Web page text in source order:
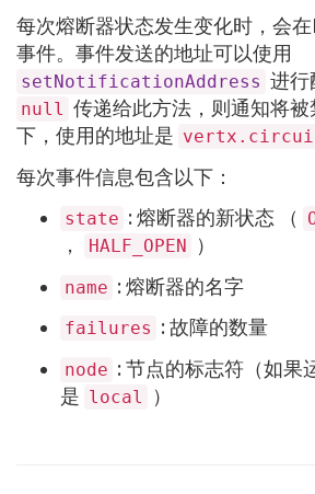
每次熔断器状态发生变化时，会
事件。事件发送的地址可以使用
setNotificationAddress 进行
null 传递给此方法，则通知将
下，使用的地址是
每次事件信息包含以下：
state : 熔断器的新状态 （
， HALF_OPEN ）
name : 熔断器的名字
failures : 故障的数量
node : 节点的标志符（如果
是 local ）